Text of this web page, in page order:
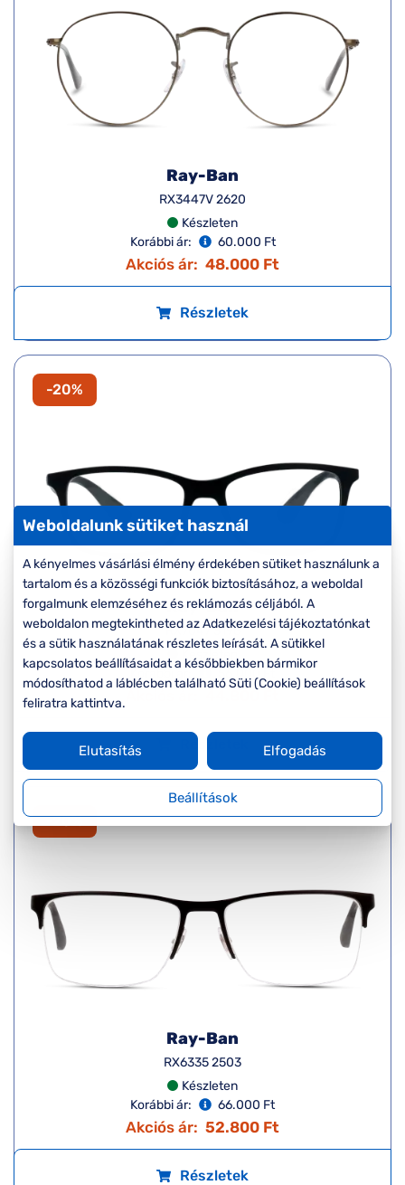
Ray-Ban
RX3447V 2620
Készleten
Korábbi ár:
60.000 Ft
Akciós ár: 48.000 Ft
Részletek
-20%
Ray-Ban
RX7047 5196
Készleten
Korábbi ár:
56.000 Ft
44.800 Ft
Részletek
-20%
Ray-Ban
RX6335 2503
Készleten
Korábbi ár:
66.000 Ft
Akciós ár: 52.800 Ft
Részletek
Weboldalunk sütiket használ
A kényelmes vásárlási élmény érdekében sütiket használunk a
tartalom és a közösségi funkciók biztosításához, a weboldal
forgalmunk elemzéséhez és reklámozás céljából. A
weboldalon megtekintheted az Adatkezelési tájékoztatónkat
és a sütik használatának részletes leírását. A sütikkel
kapcsolatos beállításaidat a későbbiekben bármikor
módosíthatod a láblécben található Süti (Cookie) beállítások
feliratra kattintva.
Beállítások
Elutasítás Elfogadás